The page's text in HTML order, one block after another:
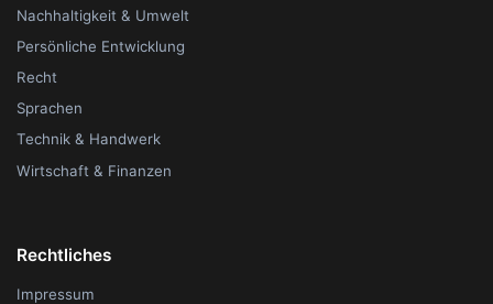
Nachhaltigkeit & Umwelt
Persönliche Entwicklung
Recht
Sprachen
Technik & Handwerk
Wirtschaft & Finanzen
Rechtliches
Impressum